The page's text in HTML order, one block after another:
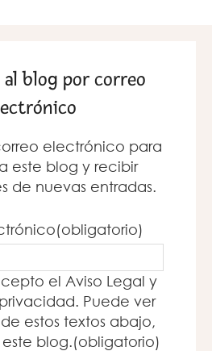
al blog por correo
electrónico para
este blog y recibir
de nuevas entradas.
(obligatorio)
el Aviso Legal y
Puede ver
estos textos abajo,
blog.(obligatorio)